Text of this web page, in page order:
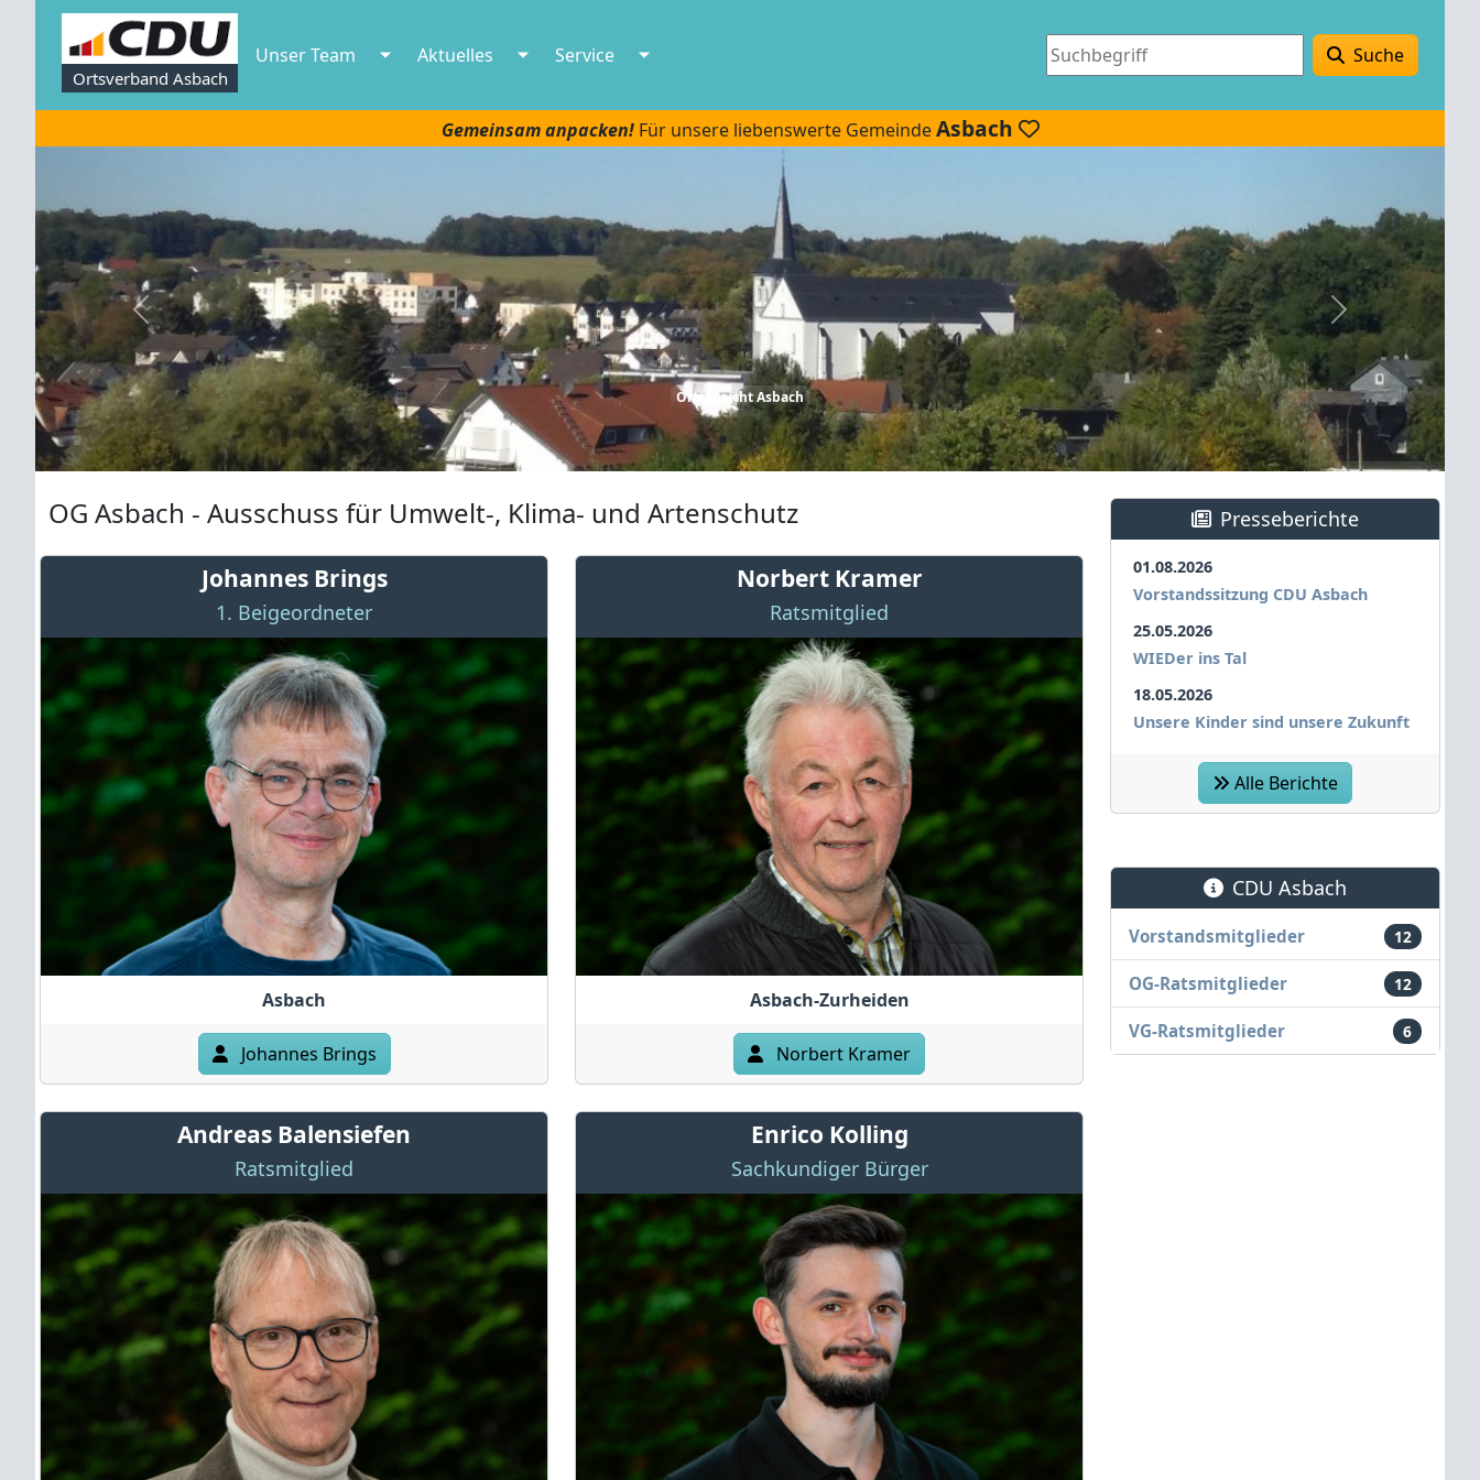
Ortsverband Asbach
Unser Team Aktuelles Service Suche
Gemeinsam anpacken!Für unsere liebenswerte GemeindeAsbach
Ortsansicht Asbach
OG Asbach - Ausschuss für Umwelt-, Klima- und Artenschutz
Johannes Brings
1. Beigeordneter
Asbach
Johannes Brings
Norbert Kramer
Ratsmitglied
Asbach-Zurheiden
Norbert Kramer
Andreas Balensiefen
Ratsmitglied
Enrico Kolling
Sachkundiger Bürger
Presseberichte
01.08.2026
Vorstandssitzung CDU Asbach
25.05.2026
WIEDer ins Tal
18.05.2026
Unsere Kinder sind unsere Zukunft
Alle Berichte
CDU Asbach
Vorstandsmitglieder 12
OG-Ratsmitglieder 12
VG-Ratsmitglieder 6